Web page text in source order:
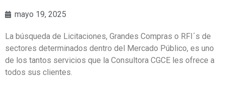
mayo 19, 2025
La búsqueda de Licitaciones, Grandes Compras o RFI´s de
sectores determinados dentro del Mercado Público, es uno
de los tantos servicios que la Consultora CGCE les ofrece a
todos sus clientes.